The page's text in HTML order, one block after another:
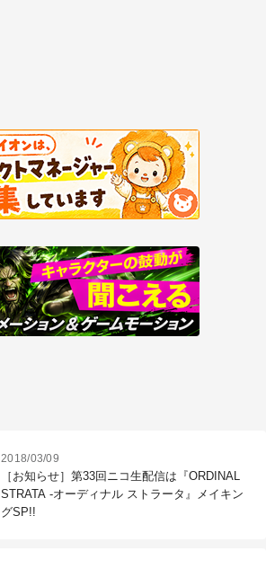
2018/03/09
［お知らせ］第33回ニコ生配信は『ORDINAL
STRATA -オーディナル ストラータ』メイキン
グSP!!